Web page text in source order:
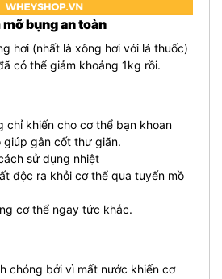
bụng an toàn
hơi (nhất là xông hơi với lá thuốc)
có thể giảm khoảng 1kg rồi.
chỉ khiến cho cơ thể bạn khoan
giúp gân cốt thư giãn.
sử dụng nhiệt
độc ra khỏi cơ thể qua tuyến mồ
cơ thể ngay tức khắc.
chóng bởi vì mất nước khiến cơ